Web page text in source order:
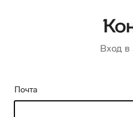
Вход в
Почта